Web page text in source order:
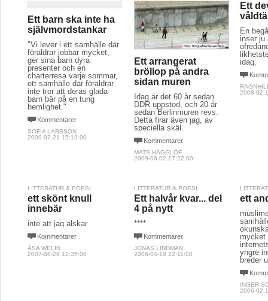
Ett barn ska inte ha
självmordstankar
"Vi lever i ett samhälle där
föräldrar jobbar mycket,
ger sina barn dyra
presenter och en
charterresa varje sommar,
ett samhälle där föräldrar
inte tror att deras glada
barn bär på en tung
hemlighet."
Kommentarer
SOFIA LARSSON
2009-07-21 15:19:00
Ett arrangerat
bröllop på andra
sidan muren
Idag är det 60 år sedan
DDR uppstod, och 20 år
sedan Berlinmuren revs.
Detta firar även jag, av
speciella skäl.
Kommentarer
MATS HÄGGLÖF
2009-06-02 17:22:00
Ett
En
inser ju
idag.
2008-02-
LITTERATUR & POESI
ett skönt knull
innebär
inte att jag älskar
Kommentarer
ÅSA WELIN
2007-08-29 12:35:00
LITTERATUR & POESI
Ett halvår kvar... del
4 på nytt
****
Kommentarer
JONAS LINDMAN
2006-04-18 12:11:00
ett
mycket
yngre
breder
INGER-
2006-02-